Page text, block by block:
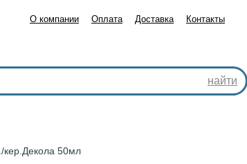
О компании Оплата Доставка Контакты
найти
кер.Декола 50мл